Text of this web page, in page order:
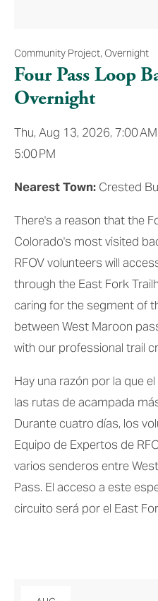
Community Project, Overnight
Four Pass Loop
Overnight
Thu, Aug 13, 2026 7:00 AM
5:00 PM
Nearest Town: Crested
There's a reason that the
Colorado's most visited
RFOV volunteers will
through the East Fork
caring for the segment of
between West Maroon
with our professional trail
Hay una razón por la que
las rutas de acampada
Durante cuatro días, los
Equipo de Expertos de
varios senderos entre
Pass. El acceso a este
circuito será por el East